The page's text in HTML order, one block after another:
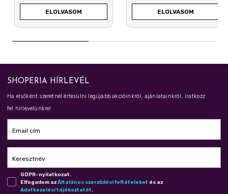
ELOLVASOM ELOLVASOM
SHOPERIA HÍRLEVÉL
Ha elsőként szeretnél értesülni legújabb akcióinkról, ajánlatainkról, iratkozz
fel hírlevelünkre!
Email cím
Keresztnév
GDPR-nyilatkozat.
Elfogadom azÁl­ta­lá­nos szer­ző­dé­si fel­té­te­le­ket és az
Adat­ke­ze­lé­si tá­jé­koz­ta­tót.